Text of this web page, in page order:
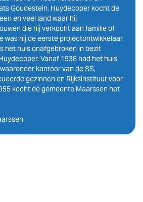
Goudestein. Huydecoper kocht de
en veel land waar hij
die hij verkocht aan familie of
was hij de eerste projectontwikkelaar
het huis onafgebroken in bezit
Vanaf 1938 had het huis
kantoor van de SS,
gezinnen en Rijksinstituut voor
kocht de gemeente Maarssen het